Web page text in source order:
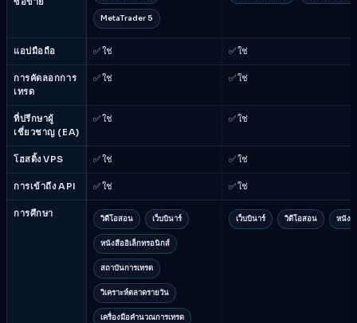
MetaTrader 5
แอปมือถือ ✅ ใช่ ✅ ใช่
การคัดลอกการ
เทรด
✅ ใช่ ✅ ใช่
ที่ปรึกษาผู้
เชี่ยวชาญ (EA)
✅ ใช่ ✅ ใช่
โฮสติ้ง VPS ✅ ใช่ ✅ ใช่
การเข้าถึง API ✅ ใช่ ✅ ใช่
การศึกษา วิดีโอสอน เว็บบินาร์
หนังสืออิเล็กทรอนิกส์
สถาบันการเทรด
วิเคราะห์ตลาดรายวัน
เครื่องมือคำนวณการเทรด
เว็บบินาร์ วิดีโอสอน หนังสื